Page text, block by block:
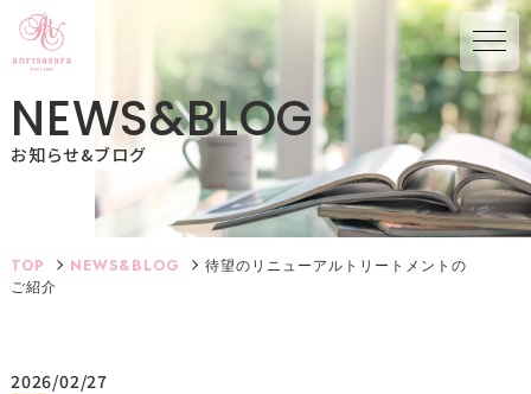
NEWS&BLOG
お知らせ&ブログ
TOP NEWS&BLOG
待望のリニューアルトリートメントの
ご紹介
2026/02/27